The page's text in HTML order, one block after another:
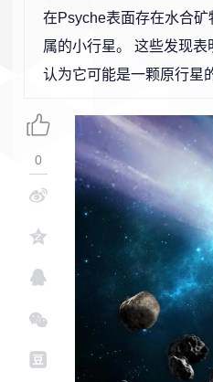
在Psyche表面存在水合
属的小行星。 这些发现
认为它可能是一颗原行星
0